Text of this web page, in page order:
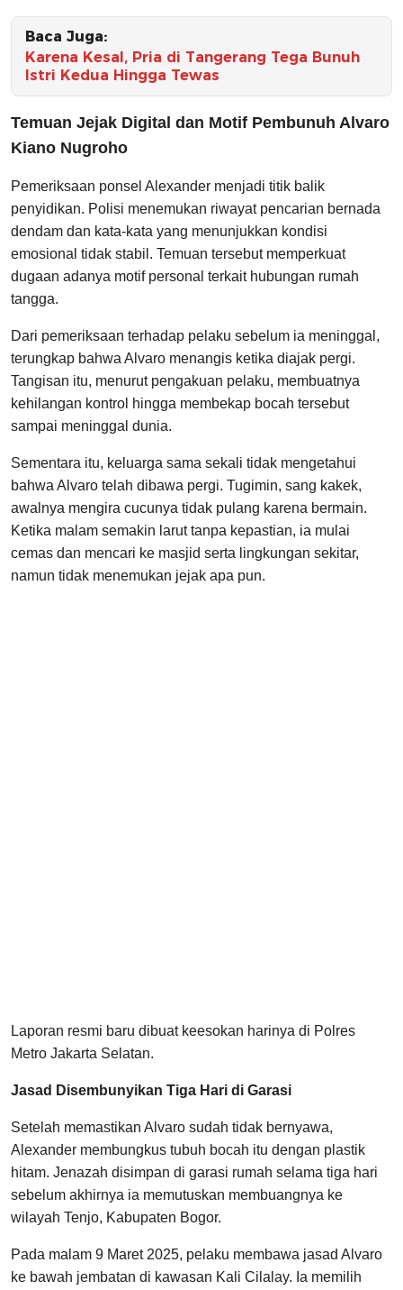
Baca Juga:
Karena Kesal, Pria di Tangerang Tega Bunuh
Istri Kedua Hingga Tewas
Temuan Jejak Digital dan Motif Pembunuh Alvaro
Kiano Nugroho
Pemeriksaan ponsel Alexander menjadi titik balik
penyidikan. Polisi menemukan riwayat pencarian bernada
dendam dan kata-kata yang menunjukkan kondisi
emosional tidak stabil. Temuan tersebut memperkuat
dugaan adanya motif personal terkait hubungan rumah
tangga.
Dari pemeriksaan terhadap pelaku sebelum ia meninggal,
terungkap bahwa Alvaro menangis ketika diajak pergi.
Tangisan itu, menurut pengakuan pelaku, membuatnya
kehilangan kontrol hingga membekap bocah tersebut
sampai meninggal dunia.
Sementara itu, keluarga sama sekali tidak mengetahui
bahwa Alvaro telah dibawa pergi. Tugimin, sang kakek,
awalnya mengira cucunya tidak pulang karena bermain.
Ketika malam semakin larut tanpa kepastian, ia mulai
cemas dan mencari ke masjid serta lingkungan sekitar,
namun tidak menemukan jejak apa pun.
Laporan resmi baru dibuat keesokan harinya di Polres
Metro Jakarta Selatan.
Jasad Disembunyikan Tiga Hari di Garasi
Setelah memastikan Alvaro sudah tidak bernyawa,
Alexander membungkus tubuh bocah itu dengan plastik
hitam. Jenazah disimpan di garasi rumah selama tiga hari
sebelum akhirnya ia memutuskan membuangnya ke
wilayah Tenjo, Kabupaten Bogor.
Pada malam 9 Maret 2025, pelaku membawa jasad Alvaro
ke bawah jembatan di kawasan Kali Cilalay. Ia memilih